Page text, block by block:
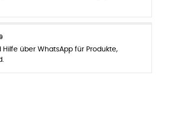
Hilfe über WhatsApp für Produkte,